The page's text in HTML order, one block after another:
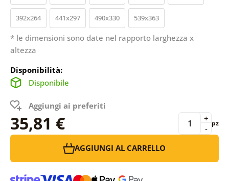
392x264 441x297 490x330 539x363
* le dimensioni sono date nel rapporto larghezza x
altezza
Disponibilità:
Disponibile
Aggiungi ai preferiti
35,81 € -
+ pz
AGGIUNGI AL CARRELLO